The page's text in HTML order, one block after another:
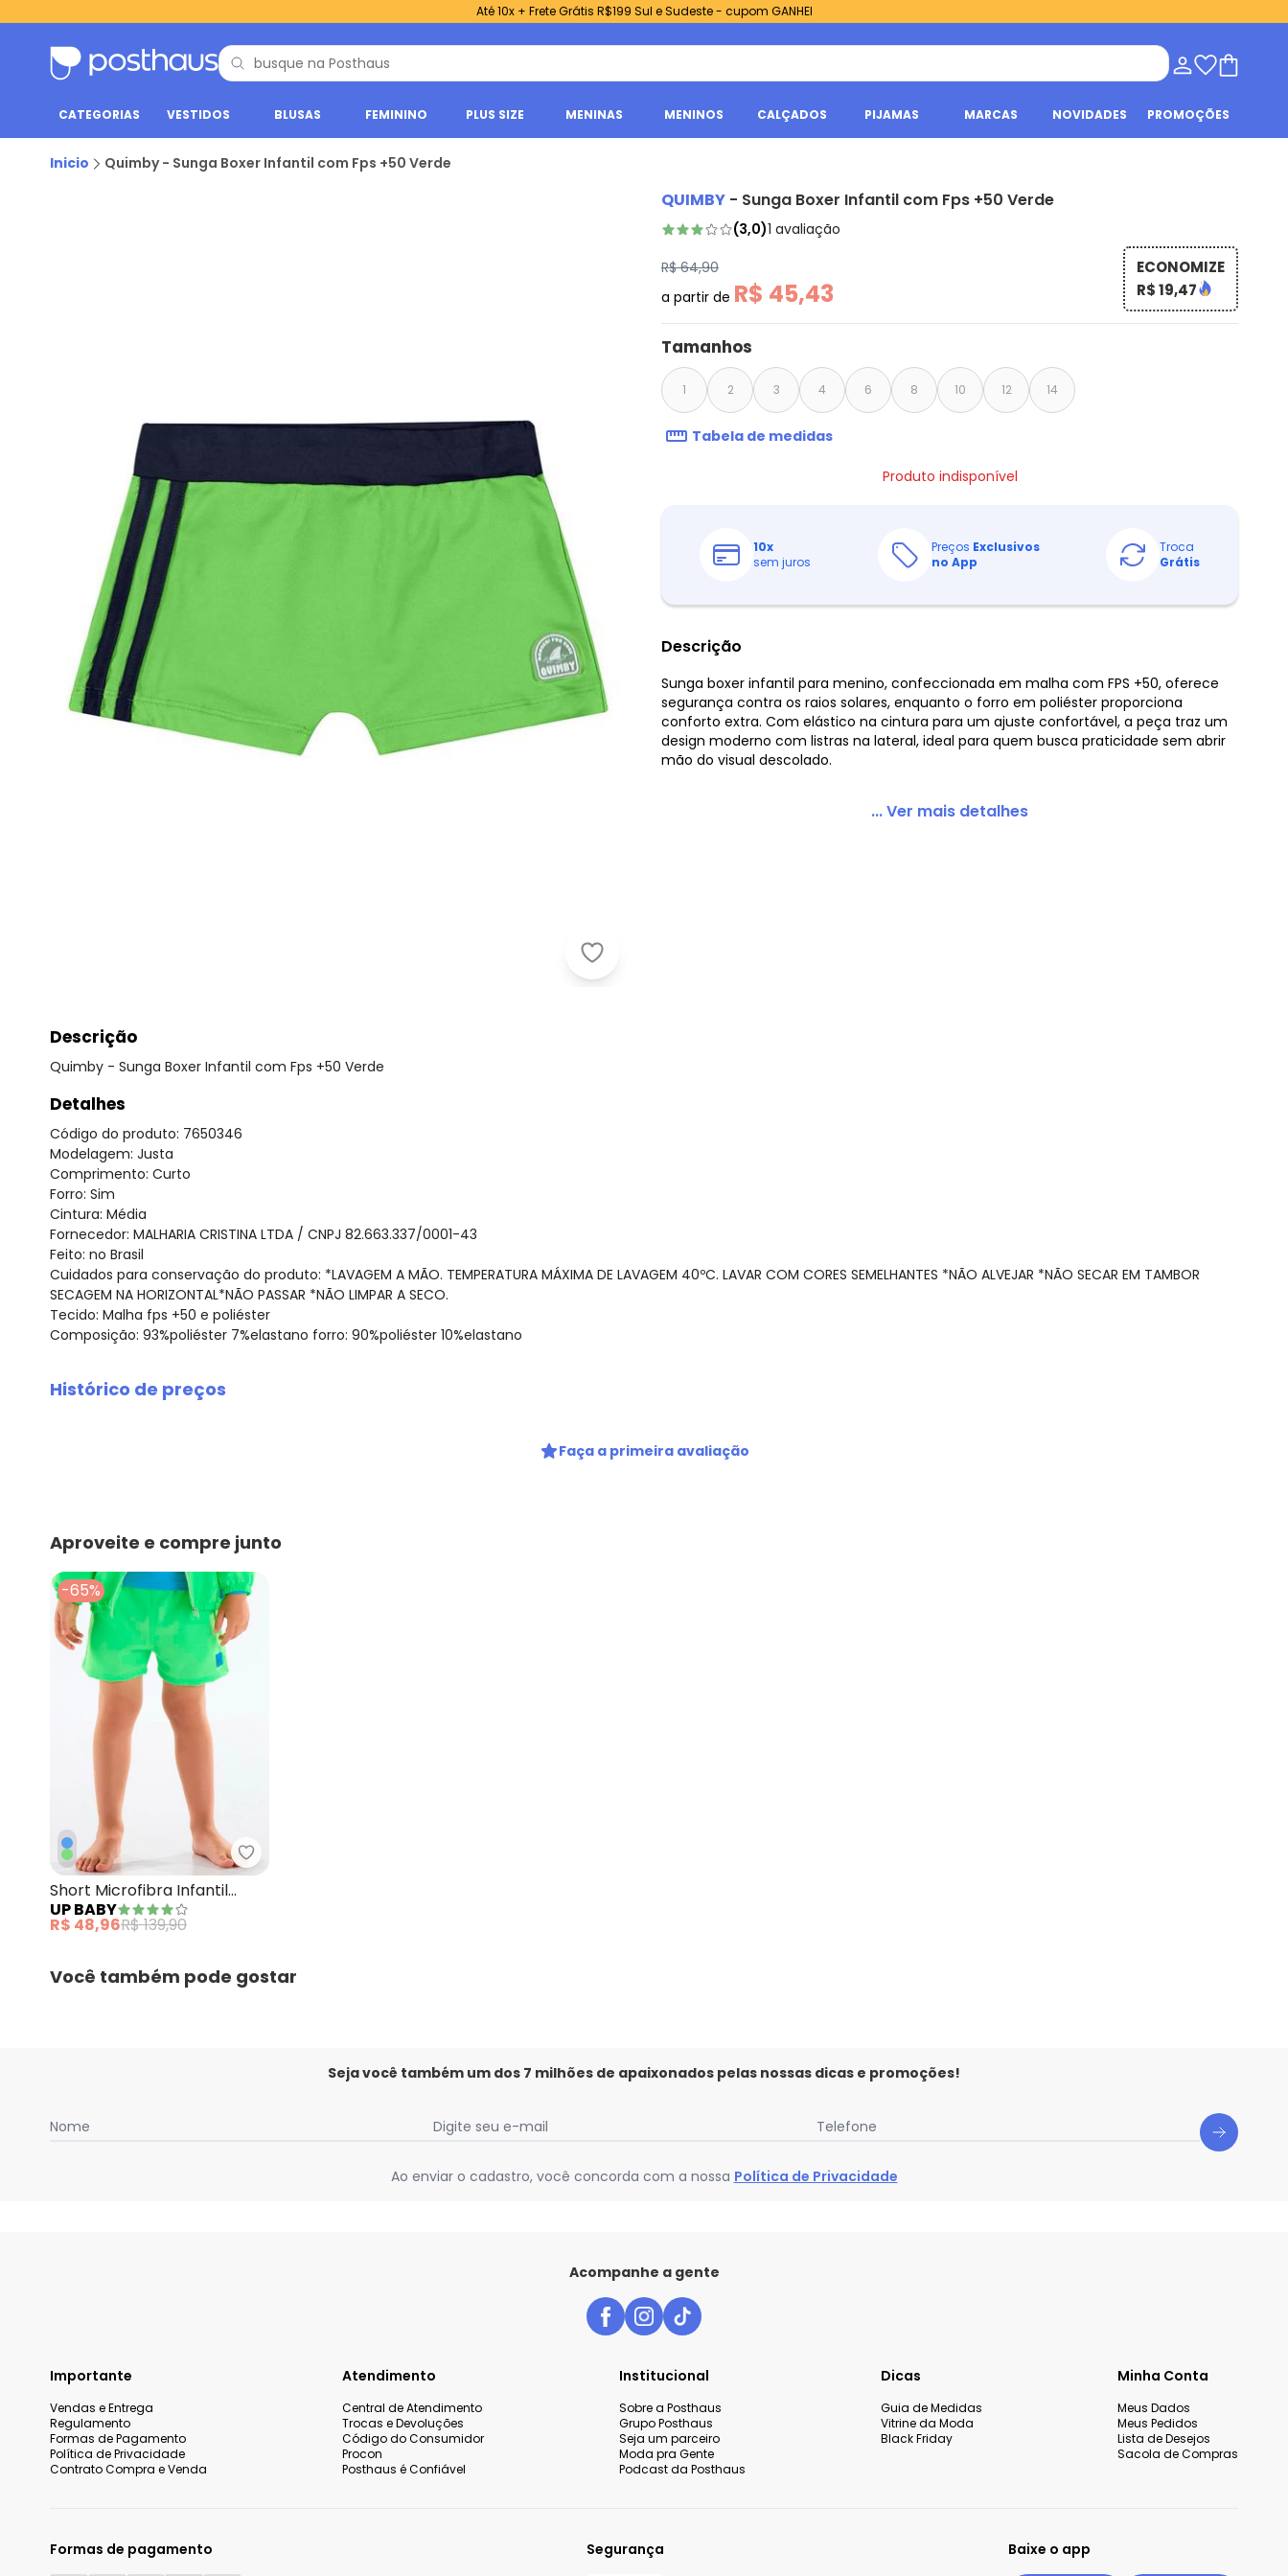
Até 10x + Frete Grátis R$199 Sul e Sudeste - cupom GANHEI
CATEGORIAS VESTIDOS BLUSAS FEMININO PLUS SIZE MENINAS MENINOS CALÇADOS PIJAMAS MARCAS NOVIDADES PROMOÇÕES
Inicio Quimby - Sunga Boxer Infantil com Fps +50 Verde
Quimby - Sunga Boxer Infantil com Fps +50 Verde
QUIMBY - Sunga Boxer Infantil com Fps +50 Verde
(3,0)1 avaliação
R$ 64,90
a partir de R$ 45,43
ECONOMIZE
R$ 19,47
Tamanhos
1 2 3 4 6 8 10 12 14
Tabela de medidas
Produto indisponível
10x
sem juros
Preços Exclusivos
no App
Troca
Grátis
Descrição
Sunga boxer infantil para menino, confeccionada em malha com FPS +50, oferece
segurança contra os raios solares, enquanto o forro em poliéster proporciona
conforto extra. Com elástico na cintura para um ajuste confortável, a peça traz um
design moderno com listras na lateral, ideal para quem busca praticidade sem abrir
mão do visual descolado.
... Ver mais detalhes
Descrição
Quimby - Sunga Boxer Infantil com Fps +50 Verde
Detalhes
Código do produto: 7650346
Modelagem: Justa
Comprimento: Curto
Forro: Sim
Cintura: Média
Fornecedor: MALHARIA CRISTINA LTDA / CNPJ 82.663.337/0001-43
Feito: no Brasil
Cuidados para conservação do produto: *LAVAGEM A MÃO. TEMPERATURA MÁXIMA DE LAVAGEM 40ºC. LAVAR COM CORES SEMELHANTES *NÃO ALVEJAR *NÃO SECAR EM TAMBOR
SECAGEM NA HORIZONTAL*NÃO PASSAR *NÃO LIMPAR A SECO.
Tecido: Malha fps +50 e poliéster
Composição: 93%poliéster 7%elastano forro: 90%poliéster 10%elastano
Histórico de preços
abril/2026
fevereiro/2026
Faça a primeira avaliação
Aproveite e compre junto
-65%
Up Baby - Short Microfibra Infantil Menino Verde
Short Microfibra Infantil
Menino Verde
UP BABY
R$ 48,96R$ 139,90
Você também pode gostar
Seja você também um dos 7 milhões de apaixonados pelas nossas dicas e promoções!
Nome Digite seu e-mail Telefone
Ao enviar o cadastro, você concorda com a nossa Política de Privacidade
Acompanhe a gente
Importante
Vendas e Entrega
Regulamento
Formas de Pagamento
Política de Privacidade
Contrato Compra e Venda
Atendimento
Central de Atendimento
Trocas e Devoluções
Código do Consumidor
Procon
Posthaus é Confiável
Institucional
Sobre a Posthaus
Grupo Posthaus
Seja um parceiro
Moda pra Gente
Podcast da Posthaus
Dicas
Guia de Medidas
Vitrine da Moda
Black Friday
Minha Conta
Meus Dados
Meus Pedidos
Lista de Desejos
Sacola de Compras
Formas de pagamento Segurança Baixe o app
Nome